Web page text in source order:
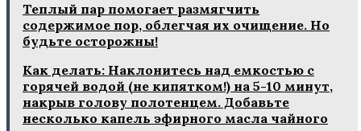
Теплый пар помогает размягчить
содержимое пор, облегчая их очищение. Но
будьте осторожны!
Как делать: Наклонитесь над емкостью с
горячей водой (не кипятком!) на 5-10 минут,
накрыв голову полотенцем. Добавьте
несколько капель эфирного масла чайного